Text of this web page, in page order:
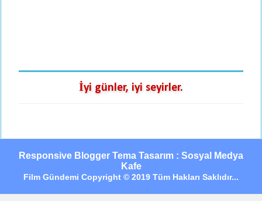
İyi günler, iyi seyirler.
Responsive Blogger Tema Tasarım : Sosyal Medya
Kafe
Film Gündemi Copyright © 2019 Tüm Hakları Saklıdır...